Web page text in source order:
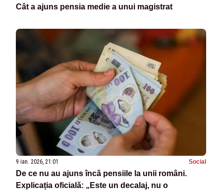
Cât a ajuns pensia medie a unui magistrat
9 ian. 2026, 21:01 Social
De ce nu au ajuns încă pensiile la unii români.
Explicația oficială: „Este un decalaj, nu o